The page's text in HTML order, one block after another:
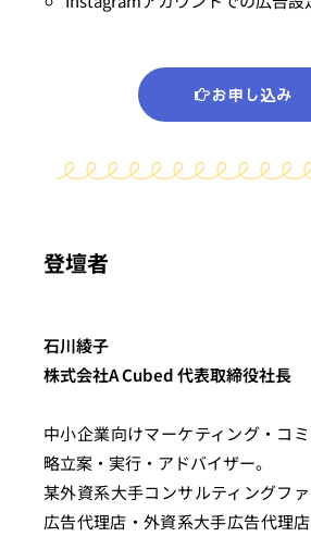
お申し込み
登壇者
石川綾子
株式会社A Cubed 代表取締役社長
中小企業向けマーケティング・コ
略立案・実行・アドバイザー。
某外資系大手コンサルティングフ
広告代理店・外資系大手広告代理